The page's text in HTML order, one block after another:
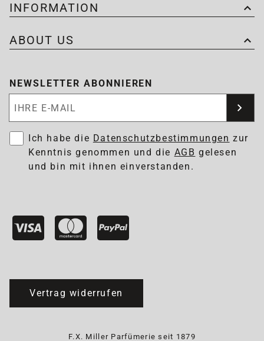
INFORMATION
ABOUT US
NEWSLETTER ABONNIEREN
Ich habe die Datenschutzbestimmungen zur
Kenntnis genommen und die AGB gelesen
und bin mit ihnen einverstanden.
Vertrag widerrufen
F.X. Miller Parfümerie seit 1879